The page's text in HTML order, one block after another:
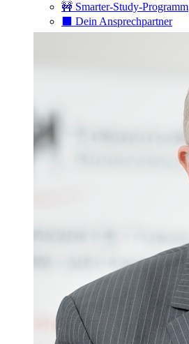
🚧 Smarter-Study-Programm
⬛️ Dein Ansprechpartner